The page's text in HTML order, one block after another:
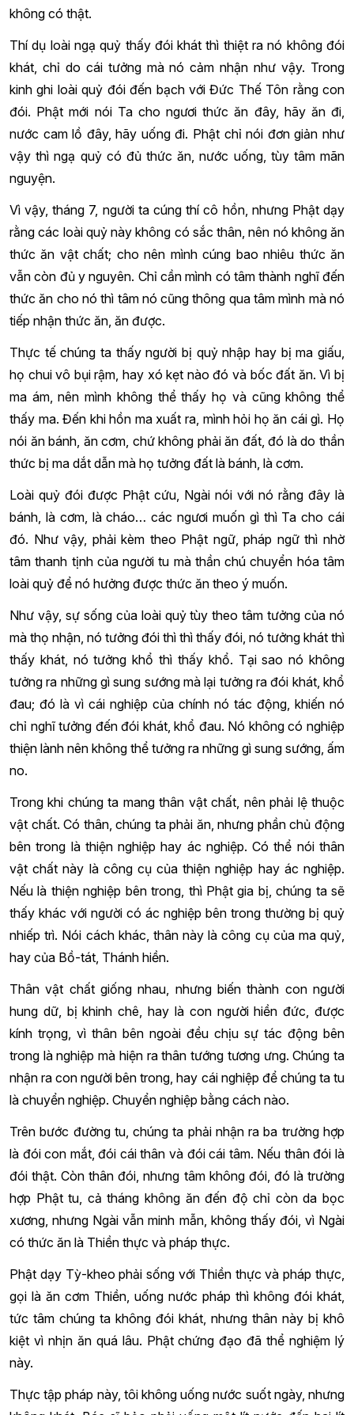
không có thật.
Thí dụ loài ngạ quỷ thấy đói khát thì thiệt ra nó không đói
khát, chỉ do cái tưởng mà nó cảm nhận như vậy. Trong
kinh ghi loài quỷ đói đến bạch với Đức Thế Tôn rằng con
đói. Phật mới nói Ta cho ngươi thức ăn đây, hãy ăn đi,
nước cam lồ đây, hãy uống đi. Phật chỉ nói đơn giản như
vậy thì ngạ quỷ có đủ thức ăn, nước uống, tùy tâm mãn
nguyện.
Vì vậy, tháng 7, người ta cúng thí cô hồn, nhưng Phật dạy
rằng các loài quỷ này không có sắc thân, nên nó không ăn
thức ăn vật chất; cho nên mình cúng bao nhiêu thức ăn
vẫn còn đủ y nguyên. Chỉ cần mình có tâm thành nghĩ đến
thức ăn cho nó thì tâm nó cũng thông qua tâm mình mà nó
tiếp nhận thức ăn, ăn được.
Thực tế chúng ta thấy người bị quỷ nhập hay bị ma giấu,
họ chui vô bụi rậm, hay xó kẹt nào đó và bốc đất ăn. Vì bị
ma ám, nên mình không thể thấy họ và cũng không thể
thấy ma. Đến khi hồn ma xuất ra, mình hỏi họ ăn cái gì. Họ
nói ăn bánh, ăn cơm, chứ không phải ăn đất, đó là do thần
thức bị ma dắt dẫn mà họ tưởng đất là bánh, là cơm.
Loài quỷ đói được Phật cứu, Ngài nói với nó rằng đây là
bánh, là cơm, là cháo… các ngươi muốn gì thì Ta cho cái
đó. Như vậy, phải kèm theo Phật ngữ, pháp ngữ thì nhờ
tâm thanh tịnh của người tu mà thần chú chuyển hóa tâm
loài quỷ để nó hưởng được thức ăn theo ý muốn.
Như vậy, sự sống của loài quỷ tùy theo tâm tưởng của nó
mà thọ nhận, nó tưởng đói thì thì thấy đói, nó tưởng khát thì
thấy khát, nó tưởng khổ thì thấy khổ. Tại sao nó không
tưởng ra những gì sung sướng mà lại tưởng ra đói khát, khổ
đau; đó là vì cái nghiệp của chính nó tác động, khiến nó
chỉ nghĩ tưởng đến đói khát, khổ đau. Nó không có nghiệp
thiện lành nên không thể tưởng ra những gì sung sướng, ấm
no.
Trong khi chúng ta mang thân vật chất, nên phải lệ thuộc
vật chất. Có thân, chúng ta phải ăn, nhưng phần chủ động
bên trong là thiện nghiệp hay ác nghiệp. Có thể nói thân
vật chất này là công cụ của thiện nghiệp hay ác nghiệp.
Nếu là thiện nghiệp bên trong, thì Phật gia bị, chúng ta sẽ
thấy khác với người có ác nghiệp bên trong thường bị quỷ
nhiếp trì. Nói cách khác, thân này là công cụ của ma quỷ,
hay của Bồ-tát, Thánh hiền.
Thân vật chất giống nhau, nhưng biến thành con người
hung dữ, bị khinh chê, hay là con người hiền đức, được
kính trọng, vì thân bên ngoài đều chịu sự tác động bên
trong là nghiệp mà hiện ra thân tướng tương ưng. Chúng ta
nhận ra con người bên trong, hay cái nghiệp để chúng ta tu
là chuyển nghiệp. Chuyển nghiệp bằng cách nào.
Trên bước đường tu, chúng ta phải nhận ra ba trường hợp
là đói con mắt, đói cái thân và đói cái tâm. Nếu thân đói là
đói thật. Còn thân đói, nhưng tâm không đói, đó là trường
hợp Phật tu, cả tháng không ăn đến độ chỉ còn da bọc
xương, nhưng Ngài vẫn minh mẫn, không thấy đói, vì Ngài
có thức ăn là Thiền thực và pháp thực.
Phật dạy Tỳ-kheo phải sống với Thiền thực và pháp thực,
gọi là ăn cơm Thiền, uống nước pháp thì không đói khát,
tức tâm chúng ta không đói khát, nhưng thân này bị khô
kiệt vì nhịn ăn quá lâu. Phật chứng đạo đã thể nghiệm lý
này.
Thực tập pháp này, tôi không uống nước suốt ngày, nhưng